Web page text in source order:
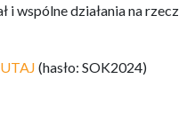
i wspólne działania na rzecz
(hasło: SOK2024)